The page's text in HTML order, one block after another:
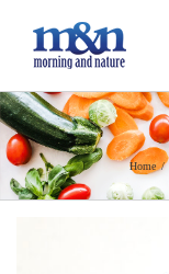
Home /